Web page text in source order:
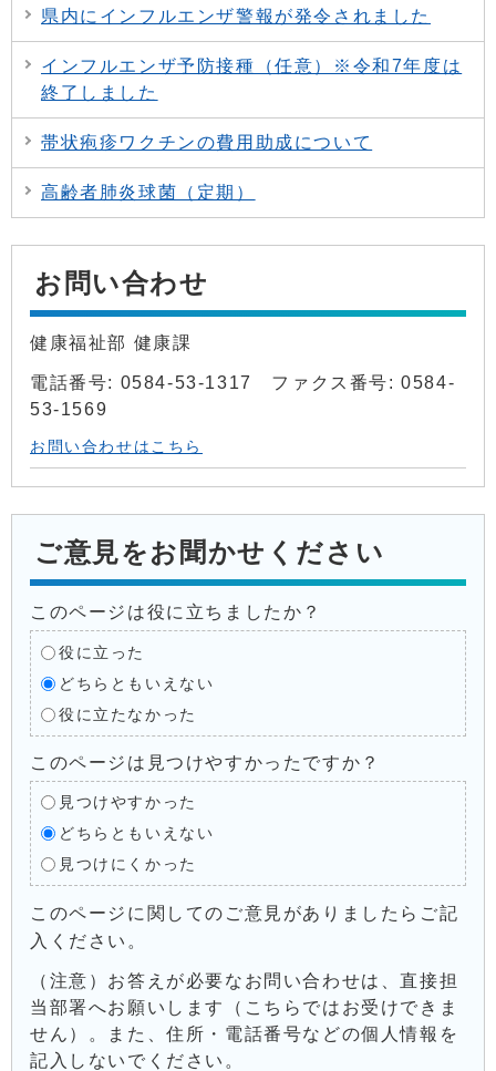
県内にインフルエンザ警報が発令されました
インフルエンザ予防接種（任意）※令和7年度は
終了しました
帯状疱疹ワクチンの費用助成について
高齢者肺炎球菌（定期）
お問い合わせ
健康福祉部 健康課
電話番号: 0584-53-1317 ファクス番号: 0584-
53-1569
お問い合わせはこちら
ご意見をお聞かせください
このページは役に立ちましたか？
役に立った
どちらともいえない
役に立たなかった
このページは見つけやすかったですか？
見つけやすかった
どちらともいえない
見つけにくかった
このページに関してのご意見がありましたらご記
入ください。
（注意）お答えが必要なお問い合わせは、直接担
当部署へお願いします（こちらではお受けできま
せん）。また、住所・電話番号などの個人情報を
記入しないでください。